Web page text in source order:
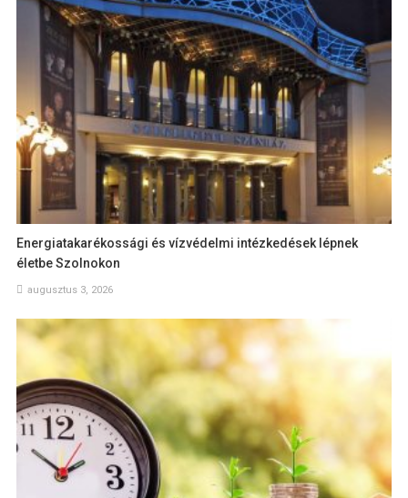
Energiatakarékossági és vízvédelmi intézkedések lépnek
életbe Szolnokon
augusztus 3, 2026